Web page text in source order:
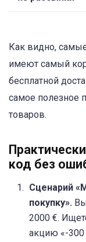
Как видно,
имеют самый
бесплатной
самое полезное
товаров.
код без
Сценарий
покупку».
2000 €.
акцию «-300